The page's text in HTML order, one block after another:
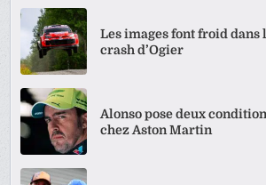
Les images font froid dans
crash d’Ogier
Alonso pose deux
chez Aston Martin